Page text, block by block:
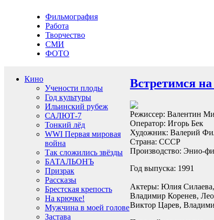
Фильмография
Работа
Творчество
СМИ
ФОТО
Кино
Учености плоды
Год культуры
Ильинский рубеж
САЛЮТ-7
Тонкий лёд
WWI Первая мировая
война
Так сложились звёзды
БАТАЛЬОНЪ
Призрак
Рассказы
Брестская крепость
На крючке!
Мужчина в моей голове
Застава
Встретимся
Режиссер: Валентин
Оператор: Игорь Бек
Художник: Валерий
Страна: СССР
Производство: Энио-
Год выпуска: 1991
Актеры: Юлия
Владимир Коренев,
Виктор Царев,